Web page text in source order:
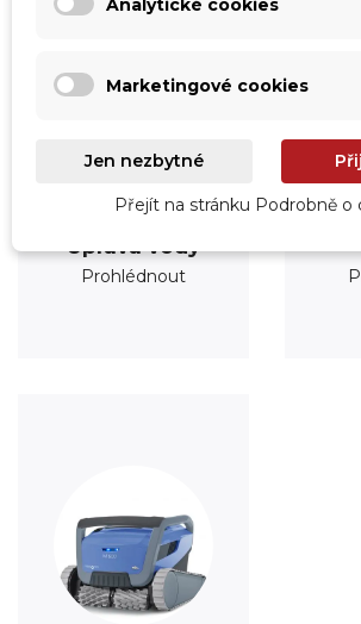
Úprava vody
Prohlédnout
Marketingové cookies
Jen nezbytné
Přejít na stránku Podrobně o